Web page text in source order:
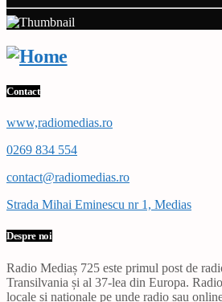
Contact
www,radiomedias.ro
0269 834 554
contact@radiomedias.ro
Strada Mihai Eminescu nr 1, Medias
Despre noi
Radio Mediaș 725 este primul post de
Transilvania și al 37-lea din Europa.
locale și naționale pe unde radio sau